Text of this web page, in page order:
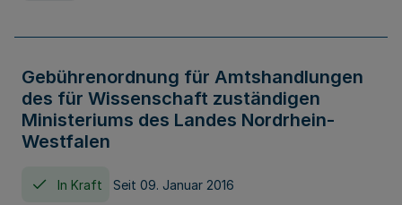
Gebührenordnung für Amtshandlungen
des für Wissenschaft zuständigen
Ministeriums des Landes Nordrhein-
Westfalen
In Kraft Seit 09. Januar 2016